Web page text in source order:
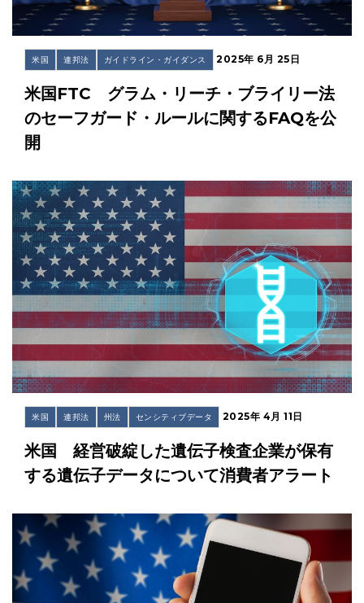
米国 連邦法 ガイドライン・ガイダンス 2025年 6月 25日
米国FTC グラム・リーチ・ブライリー法
のセーフガード・ルールに関するFAQを公
開
米国 連邦法 州法 センシティブデータ 2025年 4月 11日
米国 経営破綻した遺伝子検査企業が保有
する遺伝子データについて消費者アラート